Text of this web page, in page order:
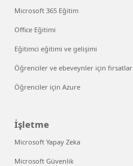
Microsoft 365 Eğitim
Office Eğitimi
Eğitimci eğitimi ve gelişimi
Öğrenciler ve ebeveynler için fırsatlar
Öğrenciler için Azure
İşletme
Microsoft Yapay Zeka
Microsoft Güvenlik